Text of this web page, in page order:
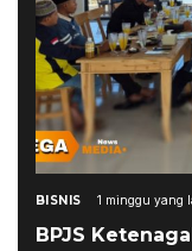
BISNIS 1 minggu yang
BPJS